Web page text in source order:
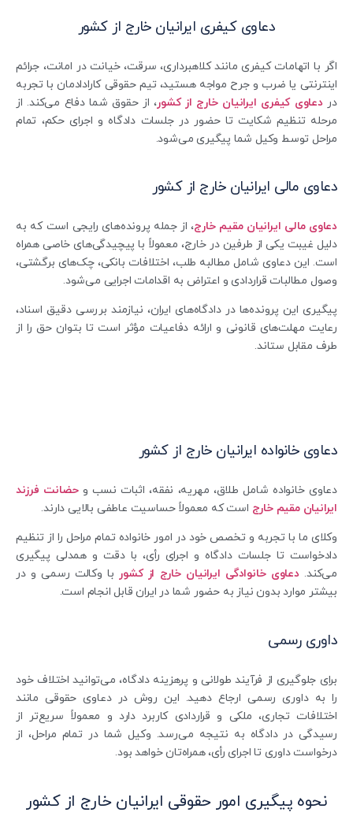
دعاوی کیفری ایرانیان خارج از کشور
اگر با اتهامات کیفری مانند کلاهبرداری، سرقت، خیانت در امانت، جرائم
اینترنتی یا ضرب و جرح مواجه هستید، تیم حقوقی کارادادمان با تجربه
دردعاوی کیفری ایرانیان خارج از کشور، از حقوق شما دفاع می‌کند. از
مرحله تنظیم شکایت تا حضور در جلسات دادگاه و اجرای حکم، تمام
مراحل توسط وکیل شما پیگیری می‌شود.
دعاوی مالی ایرانیان خارج از کشور
دعاوی مالی ایرانیان مقیم خارج، از جمله پرونده‌های رایجی است که به
دلیل غیبت یکی از طرفین در خارج، معمولاً با پیچیدگی‌های خاصی همراه
است. این دعاوی شامل مطالبه طلب، اختلافات بانکی، چک‌های برگشتی،
وصول مطالبات قراردادی و اعتراض به اقدامات اجرایی می‌شود.
پیگیری این پرونده‌ها در دادگاه‌های ایران، نیازمند بررسی دقیق اسناد،
رعایت مهلت‌های قانونی و ارائه دفاعیات مؤثر است تا بتوان حق را از
طرف مقابل ستاند.
دعاوی خانواده ایرانیان خارج از کشور
دعاوی خانواده شامل طلاق، مهریه، نفقه، اثبات نسب وحضانت فرزند
ایرانیان مقیم خارج است که معمولاً حساسیت عاطفی بالایی دارند.
وکلای ما با تجربه و تخصص خود در امور خانواده تمام مراحل را از تنظیم
دادخواست تا جلسات دادگاه و اجرای رأی، با دقت و همدلی پیگیری
می‌کند.دعاوی خانوادگی ایرانیان خارج از کشور با وکالت رسمی و در
بیشتر موارد بدون نیاز به حضور شما در ایران قابل انجام است.
داوری رسمی
برای جلوگیری از فرآیند طولانی و پرهزینه دادگاه، می‌توانید اختلاف خود
را به داوری رسمی ارجاع دهید. این روش در دعاوی حقوقی مانند
اختلافات تجاری، ملکی و قراردادی کاربرد دارد و معمولاً سریع‌تر از
رسیدگی در دادگاه به نتیجه می‌رسد. وکیل شما در تمام مراحل، از
درخواست داوری تا اجرای رأی، همراه‌تان خواهد بود.
نحوه پیگیری امور حقوقی ایرانیان خارج از کشور